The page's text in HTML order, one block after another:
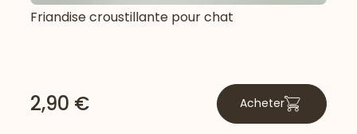
Friandise croustillante pour chat
2,90 € Acheter